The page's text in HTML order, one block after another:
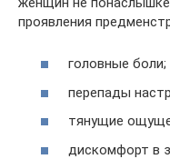
проявления
головные боли;
перепады
тянущие
дискомфорт в